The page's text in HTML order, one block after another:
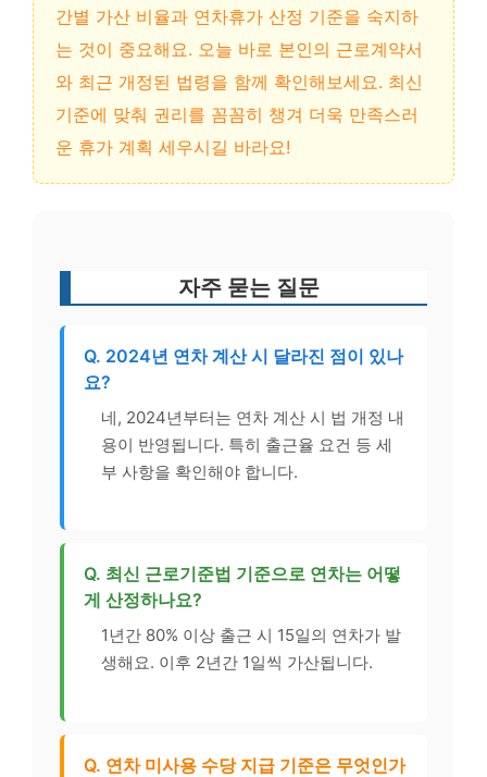
간별 가산 비율과 연차휴가 산정 기준을 숙지하
는 것이 중요해요. 오늘 바로 본인의 근로계약서
와 최근 개정된 법령을 함께 확인해보세요. 최신
기준에 맞춰 권리를 꼼꼼히 챙겨 더욱 만족스러
운 휴가 계획 세우시길 바라요!
자주 묻는 질문
Q. 2024년 연차 계산 시 달라진 점이 있나
요?
네, 2024년부터는 연차 계산 시 법 개정 내
용이 반영됩니다. 특히 출근율 요건 등 세
부 사항을 확인해야 합니다.
Q. 최신 근로기준법 기준으로 연차는 어떻
게 산정하나요?
1년간 80% 이상 출근 시 15일의 연차가 발
생해요. 이후 2년간 1일씩 가산됩니다.
Q. 연차 미사용 수당 지급 기준은 무엇인가